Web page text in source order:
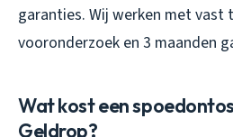
garanties. Wij werken met
vooronderzoek en 3 maanden
Wat kost een
Geldrop?